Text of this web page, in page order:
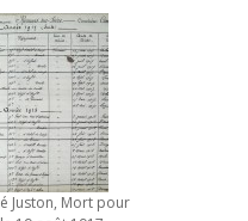
Juston, Mort pour